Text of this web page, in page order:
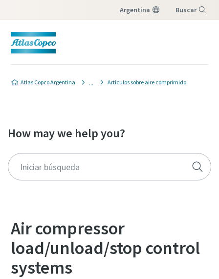
Argentina Buscar
Atlas Copco Argentina Artículos sobre aire comprimido
How may we help you?
Air compressor
load/unload/stop control
systems